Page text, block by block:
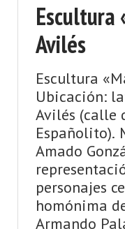
Escultura
Avilés
Escultura
Ubicación:
Avilés (calle
Españolito).
Amado
personajes
homónima
Armando